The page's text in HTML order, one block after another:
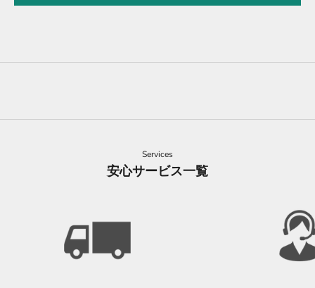
Services
安心サービス一覧